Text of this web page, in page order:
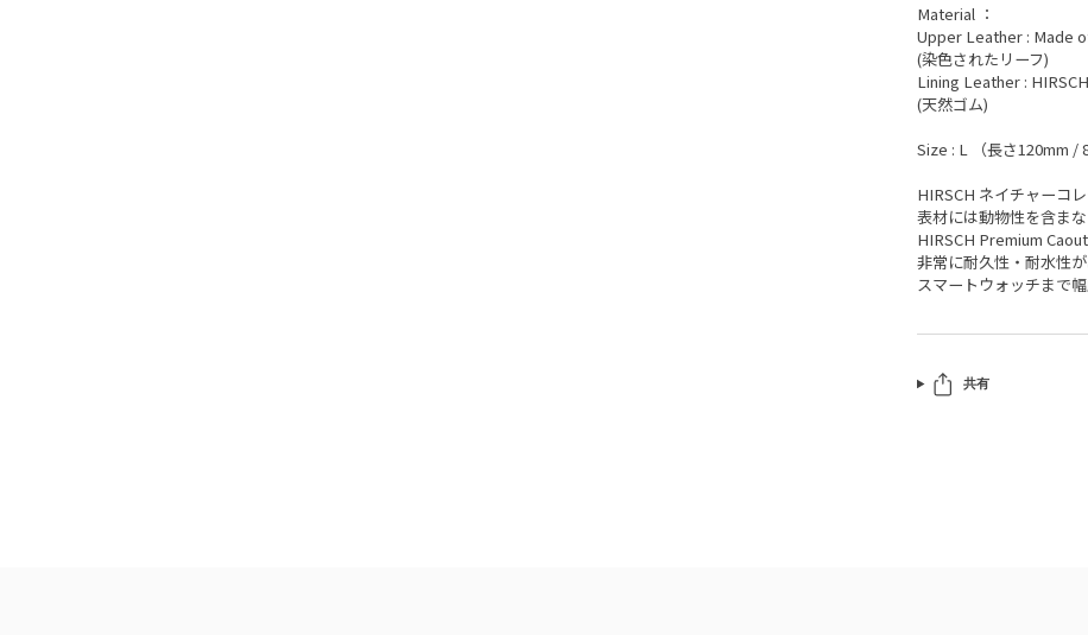
Material ：
Upper Leather : Made
(染色されたリーフ)
Lining Leather :
(天然ゴム)
Size : L （長さ120mm /
HIRSCH ネイチャーコ
表材には動物性を含ま
HIRSCH Premium
非常に耐久性・耐水性
スマートウォッチまで
共有